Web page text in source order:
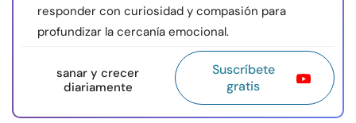
responder con curiosidad y compasión para
profundizar la cercanía emocional.
sanar y crecer
diariamente
Suscríbete
gratis